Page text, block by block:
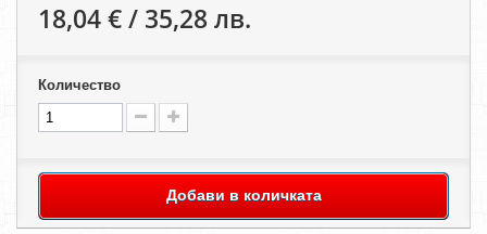
18,04 € / 35,28 лв.
Количество
Добави в количката